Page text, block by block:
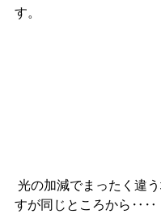
す。
すが同じところから‥‥